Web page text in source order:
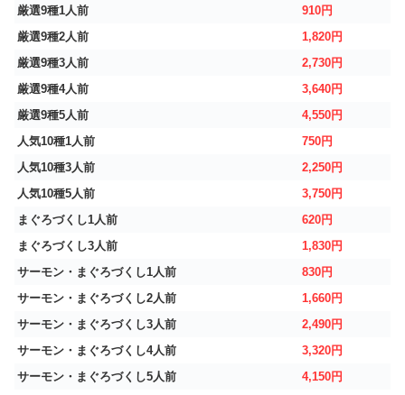
厳選9種1人前
910円
厳選9種2人前
1,820円
厳選9種3人前
2,730円
厳選9種4人前
3,640円
厳選9種5人前
4,550円
人気10種1人前
750円
人気10種3人前
2,250円
人気10種5人前
3,750円
まぐろづくし1人前
620円
まぐろづくし3人前
1,830円
サーモン・まぐろづくし1人前
830円
サーモン・まぐろづくし2人前
1,660円
サーモン・まぐろづくし3人前
2,490円
サーモン・まぐろづくし4人前
3,320円
サーモン・まぐろづくし5人前
4,150円